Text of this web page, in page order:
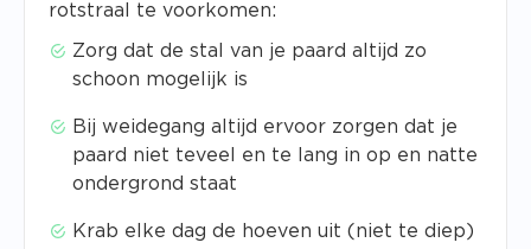
rotstraal te voorkomen:
Zorg dat de stal van je paard altijd zo
schoon mogelijk is
Bij weidegang altijd ervoor zorgen dat je
paard niet teveel en te lang in op en natte
ondergrond staat
Krab elke dag de hoeven uit (niet te diep)